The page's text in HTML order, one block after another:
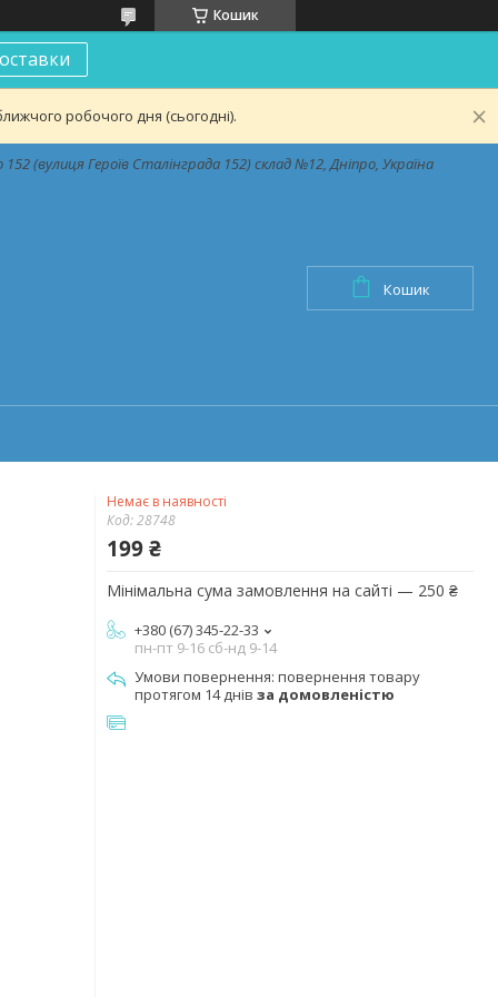
Кошик
робочого дня (сьогодні).
(вулиця Героїв Сталінграда 152) склад №12, Дніпро, Україна
Кошик
Немає в наявності
Код:28748
199 ₴
Мінімальна сума замовлення на сайті — 250 ₴
+380 (67) 345-22-33
пн-пт 9-16 сб-нд 9-14
повернення товару
протягом 14 днів за домовленістю